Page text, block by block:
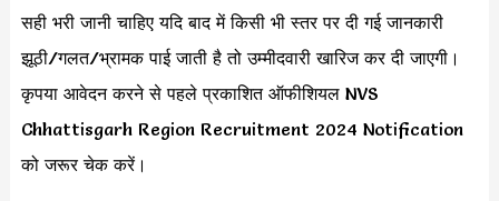
सही भरी जानी चाहिए यदि बाद में किसी भी स्तर पर दी गई जानकारी
झूठी/गलत/भ्रामक पाई जाती है तो उम्मीदवारी खारिज कर दी जाएगी।
कृपया आवेदन करने से पहले प्रकाशित ऑफीशियल NVS
Chhattisgarh Region Recruitment 2024 Notification
को जरूर चेक करें।